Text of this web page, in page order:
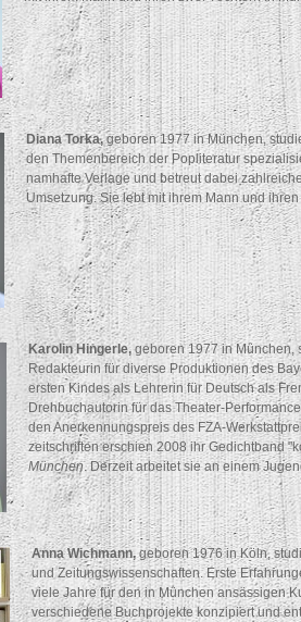
Diana Torka, geboren 1977 in München,
den Themenbereich der Popliteratur
namhafte Verlage und betreut dabei
Umsetzung. Sie lebt mit ihrem Mann und
Karolin Hingerle, geboren 1977 in München,
Redakteurin für diverse Produktionen des
ersten Kindes als Lehrerin für Deutsch als
Drehbuchautorin für das Theater-
den Anerkennungspreis des FZA-
zeitschriften erschien 2008 ihr Gedichtband
München. Derzeit arbeitet sie an einem
Anna Wichmann,geboren 1976 in Köln,
und Zeitungswissenschaften. Erste
viele Jahre für den in München ansässigen
verschiedene Buchprojekte konzipiert und